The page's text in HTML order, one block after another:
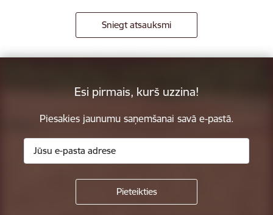
Sniegt atsauksmi
Esi pirmais, kurš uzzina!
Piesakies jaunumu saņemšanai savā e-pastā.